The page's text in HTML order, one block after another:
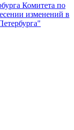
Комитета по
изменений в